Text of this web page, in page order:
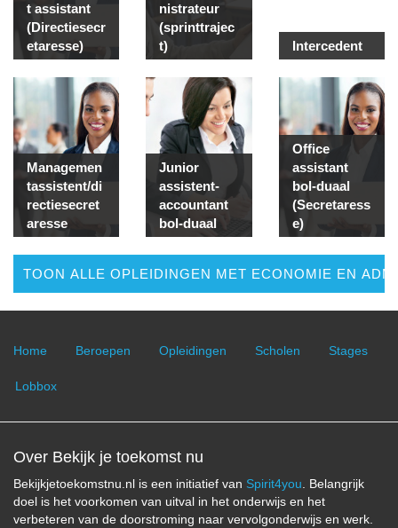
t assistant
(Directiesecr
etaresse)
nistrateur
(sprinttrajec
t)
Intercedent
Managemen
tassistent/di
rectiesecret
aresse
Junior
assistent-
accountant
bol-duaal
Office
assistant
bol-duaal
(Secretaress
e)
TOON ALLE OPLEIDINGEN MET ECONOMIE EN
Home Beroepen Opleidingen Scholen Stages
Lobbox
Over Bekijk je toekomst nu
Bekijkjetoekomstnu.nl is een initiatief van Spirit4you . Belangrijk
doel is het voorkomen van uitval in het onderwijs en het
verbeteren van de doorstroming naar vervolgonderwijs en werk.